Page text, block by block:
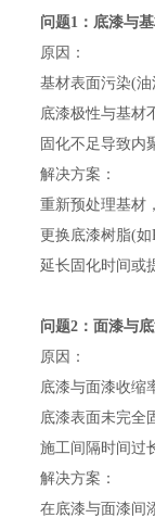
问题1：底漆与
原因：
基材表面污染(油
底漆极性与基材不
固化不足导致内聚
解决方案：
重新预处理基材，
更换底漆树脂(如
延长固化时间或提
问题2：面漆与
原因：
底漆与面漆收缩率
底漆表面未完全固
施工间隔时间过长
解决方案：
在底漆与面漆间添